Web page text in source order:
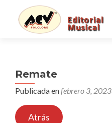
Remate
Publicada enfebrero 3, 2023
Atrás